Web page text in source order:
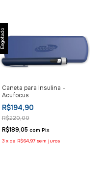
Esgotado
Caneta para Insulina –
Acufocus
R$194,90
R$220,00
R$189,05 com Pix
3 x de R$64,97 sem juros